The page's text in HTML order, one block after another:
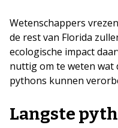
Wetenschappers
de rest van Florida
ecologische impact
nuttig om te weten wat
pythons kunnen
Langste